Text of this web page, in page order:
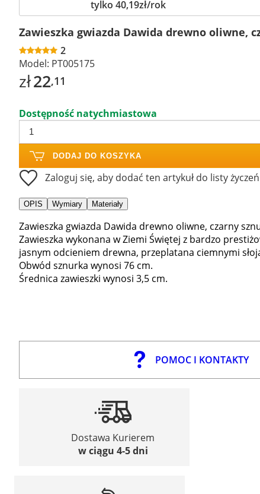
tylko 40,19zł/rok
Zawieszka gwiazda Dawida drewno oliwne,
2
Model: PT005175
zł22,11
Dostępność natychmiastowa
DODAJ DO KOSZYKA
Zaloguj się, aby dodać ten artykuł do listy życzeń
OPIS Wymiary Materiały
Zawieszka gwiazda Dawida drewno oliwne, czarny
Zawieszka wykonana w Ziemi Świętej z bardzo
jasnym odcieniem drewna, przeplatana ciemnymi
Obwód sznurka wynosi 76 cm.
Średnica zawieszki wynosi 3,5 cm.
POMOC I KONTAKTY
Dostawa Kurierem
w ciągu 4-5 dni